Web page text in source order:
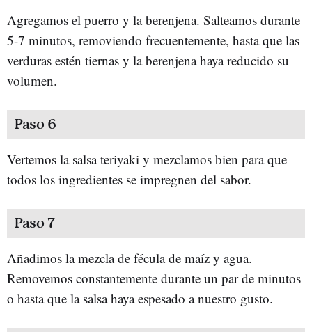
Agregamos el puerro y la berenjena. Salteamos durante
5-7 minutos, removiendo frecuentemente, hasta que las
verduras estén tiernas y la berenjena haya reducido su
volumen.
Paso 6
Vertemos la salsa teriyaki y mezclamos bien para que
todos los ingredientes se impregnen del sabor.
Paso 7
Añadimos la mezcla de fécula de maíz y agua.
Removemos constantemente durante un par de minutos
o hasta que la salsa haya espesado a nuestro gusto.